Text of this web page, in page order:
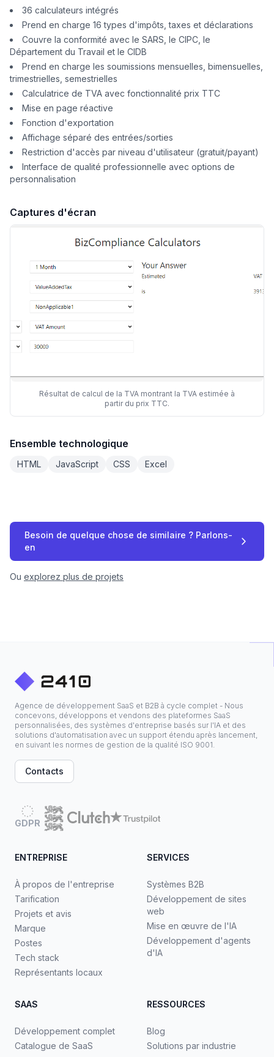
36 calculateurs intégrés
Prend en charge 16 types d'impôts, taxes et déclarations
Couvre la conformité avec le SARS, le CIPC, le
Département du Travail et le CIDB
Prend en charge les soumissions mensuelles, bimensuelles,
trimestrielles, semestrielles
Calculatrice de TVA avec fonctionnalité prix TTC
Mise en page réactive
Fonction d'exportation
Affichage séparé des entrées/sorties
Restriction d'accès par niveau d'utilisateur (gratuit/payant)
Interface de qualité professionnelle avec options de
personnalisation
Captures d'écran
Résultat de calcul de la TVA montrant la TVA estimée à
partir du prix TTC.
Ensemble technologique
HTML JavaScript CSS Excel
Besoin de quelque chose de similaire ? Parlons-
en
Ou explorez plus de projets
Agence de développement SaaS et B2B à cycle complet - Nous
concevons, développons et vendons des plateformes SaaS
personnalisées, des systèmes d'entreprise basés sur l'IA et des
solutions d'automatisation avec un support étendu après lancement,
en suivant les normes de gestion de la qualité ISO 9001.
Contacts
GDPR
ENTREPRISE
À propos de l'entreprise
Tarification
Projets et avis
Marque
Postes
Tech stack
Représentants locaux
SERVICES
Systèmes B2B
Développement de sites
web
Mise en œuvre de l'IA
Développement d'agents
d'IA
SAAS
Développement complet
Catalogue de SaaS
RESSOURCES
Blog
Solutions par industrie